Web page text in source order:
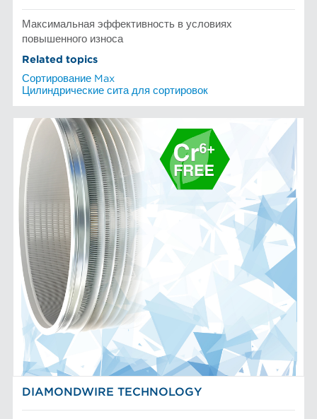
Максимальная эффективность в условиях
повышенного износа
Related topics
Сортирование Max
Цилиндрические сита для сортировок
DIAMONDWIRE TECHNOLOGY